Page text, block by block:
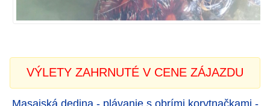
VÝLETY ZAHRNUTÉ V CENE ZÁJAZDU
Masajská dedina - plávanie s obrími korytnačkami -